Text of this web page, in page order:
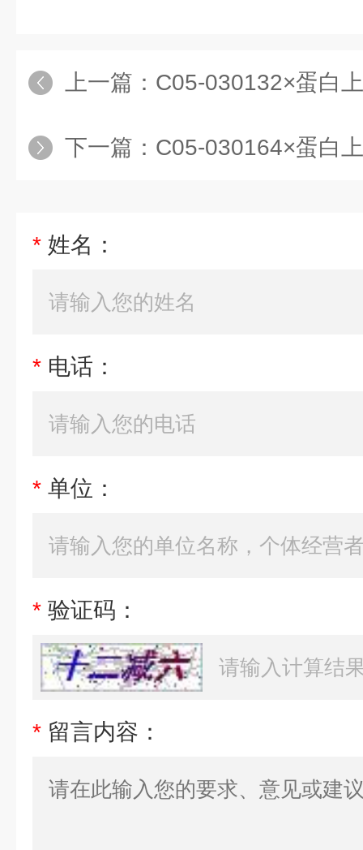
上一篇： C05-030132×蛋白
下一篇： C05-030164×蛋白
* 姓名：
* 电话：
* 单位：
* 验证码：
* 留言内容：